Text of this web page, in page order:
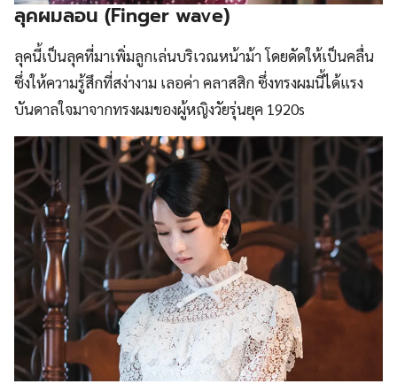
ลุคผมลอน (Finger wave)
ลุคนี้เป็นลุคที่มาเพิ่มลูกเล่นบริเวณหน้าม้า โดยดัดให้เป็นคลื่น
ซึ่งให้ความรู้สึกที่สง่างาม เลอค่า คลาสสิก ซึ่งทรงผมนี้ได้แรง
บันดาลใจมาจากทรงผมของผู้หญิงวัยรุ่นยุค 1920s